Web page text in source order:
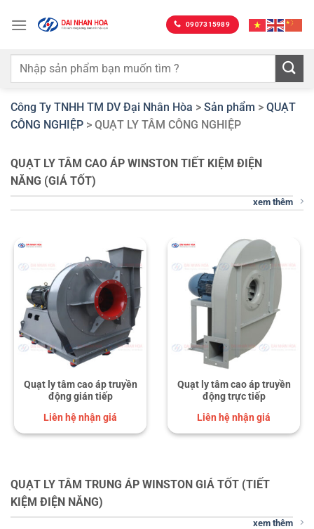
qua
dung
0907315989
Công Ty TNHH TM DV Đại Nhân Hòa > Sản phẩm > QUẠT
CÔNG NGHIỆP > QUẠT LY TÂM CÔNG NGHIỆP
QUẠT LY TÂM CAO ÁP WINSTON TIẾT KIỆM ĐIỆN
NĂNG (GIÁ TỐT)
xem thêm
Quạt ly tâm cao áp truyền
động gián tiếp
Liên hệ nhận giá
Quạt ly tâm cao áp truyền
động trực tiếp
Liên hệ nhận giá
QUẠT LY TÂM TRUNG ÁP WINSTON GIÁ TỐT (TIẾT
KIỆM ĐIỆN NĂNG)
xem thêm